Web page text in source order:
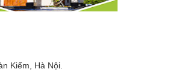
Kiếm, Hà Nội.